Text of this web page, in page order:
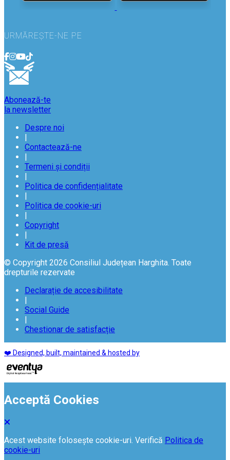
URMĂREȘTE-NE PE
Abonează-te
la newsletter
Despre noi
|
Contactează-ne
|
Termeni și condiții
|
Politica de confidențialitate
|
Politica de cookie-uri
|
Copyright
|
Kit de presă
© Copyright 2026 Consiliul Județean Harghita. Toate
drepturile rezervate
Declarație de accesibilitate
|
Social Guide
|
Chestionar de satisfacție
❤️ Designed, built, maintained & hosted by
Acceptă Cookies
Acest website folosește cookie-uri. Verifică Politica de
cookie-uri